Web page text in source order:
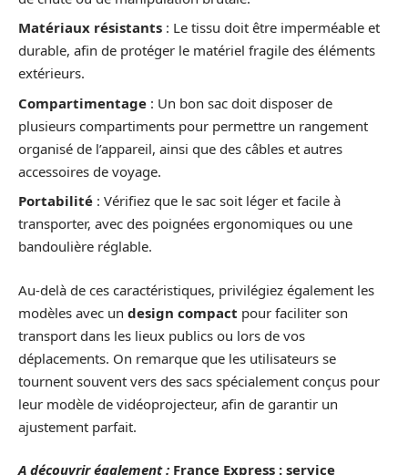
Matériaux résistants : Le tissu doit être imperméable et
durable, afin de protéger le matériel fragile des éléments
extérieurs.
Compartimentage : Un bon sac doit disposer de
plusieurs compartiments pour permettre un rangement
organisé de l’appareil, ainsi que des câbles et autres
accessoires de voyage.
Portabilité : Vérifiez que le sac soit léger et facile à
transporter, avec des poignées ergonomiques ou une
bandoulière réglable.
Au-delà de ces caractéristiques, privilégiez également les
modèles avec un design compact pour faciliter son
transport dans les lieux publics ou lors de vos
déplacements. On remarque que les utilisateurs se
tournent souvent vers des sacs spécialement conçus pour
leur modèle de vidéoprojecteur, afin de garantir un
ajustement parfait.
A découvrir également : France Express : service